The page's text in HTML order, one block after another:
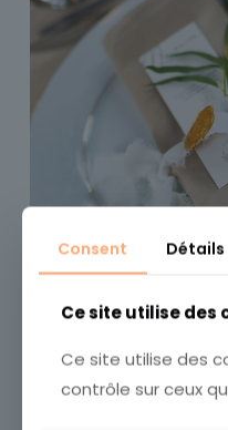
Consent Détails
Ce site utilise des
Ce site utilise des
contrôle sur ceux